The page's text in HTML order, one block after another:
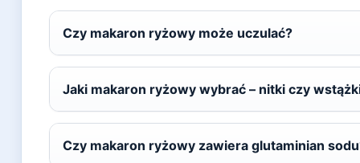
Czy makaron ryżowy może uczulać?
Jaki makaron ryżowy wybrać – nitki czy
Czy makaron ryżowy zawiera glutaminian